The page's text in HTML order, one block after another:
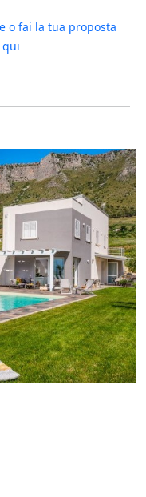
o fai la tua proposta
qui